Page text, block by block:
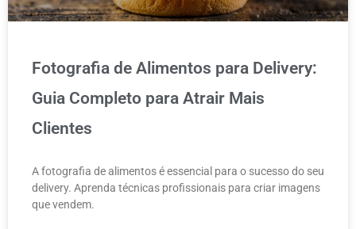
Fotografia de Alimentos para Delivery:
Guia Completo para Atrair Mais
Clientes
A fotografia de alimentos é essencial para o sucesso do seu
delivery. Aprenda técnicas profissionais para criar imagens
que vendem.